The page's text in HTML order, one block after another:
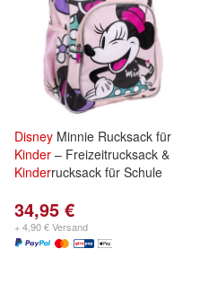
Disney Minnie Rucksack für
Kinder – Freizeitrucksack &
Kinderrucksack für Schule
34,95 €
+ 4,90 € Versand